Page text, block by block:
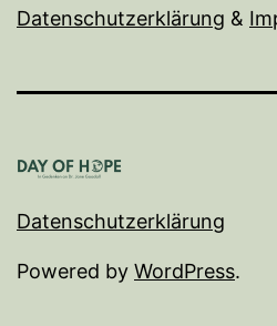
Datenschutzerklärung & I
Datenschutzerklärung
Powered by WordPress.